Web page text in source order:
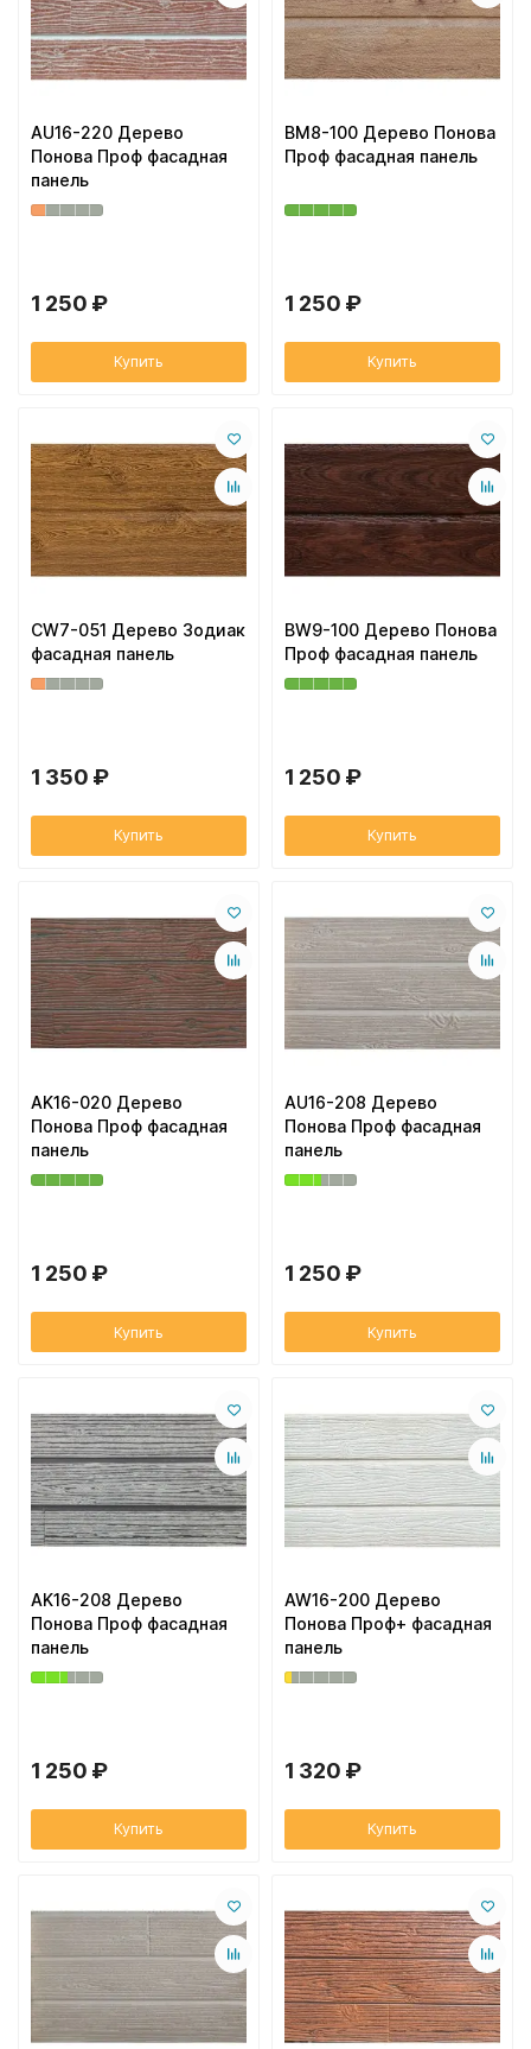
AU16-220 Дерево
Понова Проф фасадная
панель
1 250 ₽
Купить
BM8-100 Дерево Понова
Проф фасадная панель
1 250 ₽
Купить
CW7-051 Дерево Зодиак
фасадная панель
1 350 ₽
Купить
BW9-100 Дерево Понова
Проф фасадная панель
1 250 ₽
Купить
AK16-020 Дерево
Понова Проф фасадная
панель
1 250 ₽
Купить
AU16-208 Дерево
Понова Проф фасадная
панель
1 250 ₽
Купить
AK16-208 Дерево
Понова Проф фасадная
панель
1 250 ₽
Купить
AW16-200 Дерево
Понова Проф+ фасадная
панель
1 320 ₽
Купить